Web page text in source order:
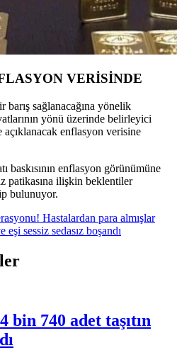
VERİSİNDE
barış sağlanacağına yönelik
yönü üzerinde belirleyici
enflasyon verisine
baskısının enflasyon görünümüne
patikasına ilişkin beklentiler
bulunuyor.
Hastalardan para almışlar
sessiz sedasız boşandı
bin 740 adet taşıtın